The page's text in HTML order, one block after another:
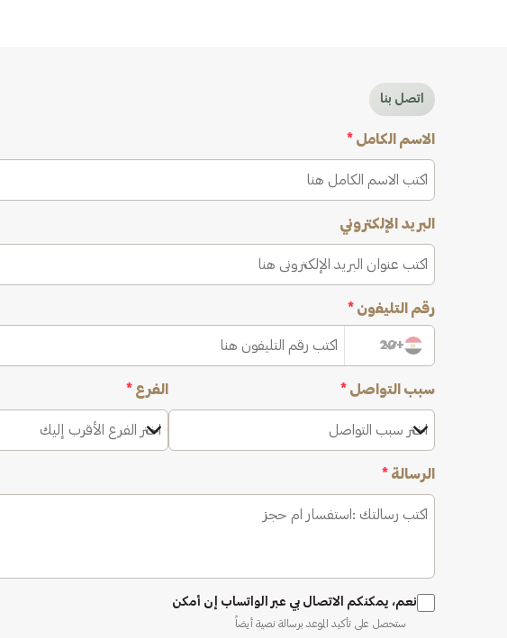
اتصل بنا
الاسم الكامل *
البريد الإلكتروني
رقم التليفون *
+20
سبب التواصل *
اختر سبب التواصل
الفرع *
اختر الفرع الأقرب إليك
الرسالة *
نعم، يمكنكم الاتصال بي عبر الواتساب إن أمكن
ستحصل على تأكيد الموعد برسالة نصية أيضاً